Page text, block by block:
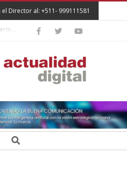
Director al: +511- 999111581
Search